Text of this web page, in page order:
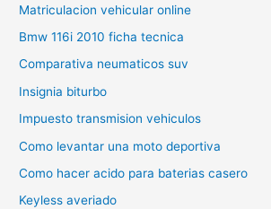
Matriculacion vehicular online
Bmw 116i 2010 ficha tecnica
Comparativa neumaticos suv
Insignia biturbo
Impuesto transmision vehiculos
Como levantar una moto deportiva
Como hacer acido para baterias casero
Keyless averiado